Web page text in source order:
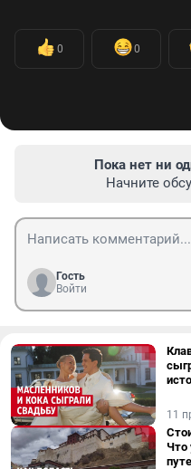
0 0
Пока нет ни
Начните
Гость
Войти
11
Что